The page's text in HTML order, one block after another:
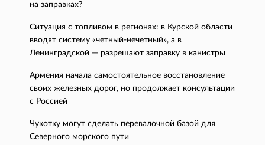
на заправках?
Ситуация с топливом в регионах: в Курской области
вводят систему «четный-нечетный», а в
Ленинградской — разрешают заправку в канистры
Армения начала самостоятельное восстановление
своих железных дорог, но продолжает консультации
с Россией
Чукотку могут сделать перевалочной базой для
Северного морского пути